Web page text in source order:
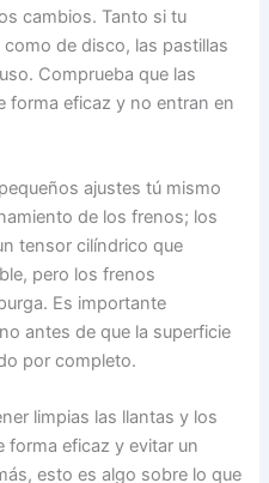
cambios. Tanto si tu
de disco, las pastillas
Comprueba que las
forma eficaz y no entran en
ajustes tú mismo
de los frenos; los
tensor cilíndrico que
pero los frenos
Es importante
antes de que la superficie
por completo.
limpias las llantas y los
forma eficaz y evitar un
esto es algo sobre lo que